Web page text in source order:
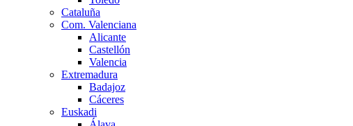
Cataluña
Com. Valenciana
Alicante
Castellón
Valencia
Extremadura
Badajoz
Cáceres
Euskadi